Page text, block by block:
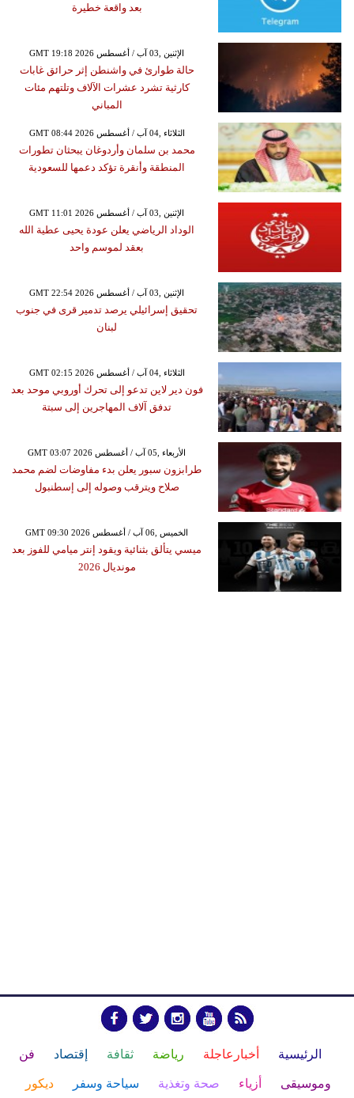
بعد واقعة خطيرة
GMT 19:18 2026 الإثنين ,03 آب / أغسطس
حالة طوارئ في واشنطن إثر حرائق غابات
كارثية تشرد عشرات الآلاف وتلتهم مئات
المباني
GMT 08:44 2026 الثلاثاء ,04 آب / أغسطس
محمد بن سلمان وأردوغان يبحثان تطورات
المنطقة وأنقرة تؤكد دعمها للسعودية
GMT 11:01 2026 الإثنين ,03 آب / أغسطس
الوداد الرياضي يعلن عودة يحيى عطية الله
بعقد لموسم واحد
GMT 22:54 2026 الإثنين ,03 آب / أغسطس
تحقيق إسرائيلي يرصد تدمير قرى في جنوب
لبنان
GMT 02:15 2026 الثلاثاء ,04 آب / أغسطس
فون دير لاين تدعو إلى تحرك أوروبي موحد بعد
تدفق آلاف المهاجرين إلى سبتة
GMT 03:07 2026 الأربعاء ,05 آب / أغسطس
طرابزون سبور يعلن بدء مفاوضات لضم محمد
صلاح ويترقب وصوله إلى إسطنبول
GMT 09:30 2026 الخميس ,06 آب / أغسطس
ميسي يتألق بثنائية ويقود إنتر ميامي للفوز بعد
مونديال 2026
الرئيسية أخبارعاجلة رياضة ثقافة إقتصاد فن
وموسيقى أزياء صحة وتغذية سياحة وسفر ديكور